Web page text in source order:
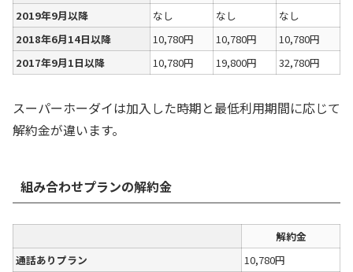
2019年9月以降
なし なし
なし
2018年6月14日以降
10,780円 10,780円
10,780円
2017年9月1日以降
10,780円 19,800円 32,780円
スーパーホーダイは加入した時期と最低利用期間に応じて
解約金が違います。
組み合わせプランの解約金
解約金
通話ありプラン
10,780円